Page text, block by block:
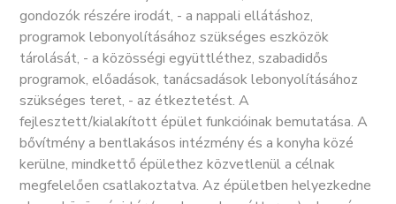
gondozók részére irodát, - a nappali ellátáshoz,
programok lebonyolításához szükséges eszközök
tárolását, - a közösségi együttléthez, szabadidős
programok, előadások, tanácsadások lebonyolításához
szükséges teret, - az étkeztetést. A
fejlesztett/kialakított épület funkcióinak bemutatása. A
bővítmény a bentlakásos intézmény és a konyha közé
kerülne, mindkettő épülethez közvetlenül a célnak
megfelelően csatlakoztatva. Az épületben helyezkedne